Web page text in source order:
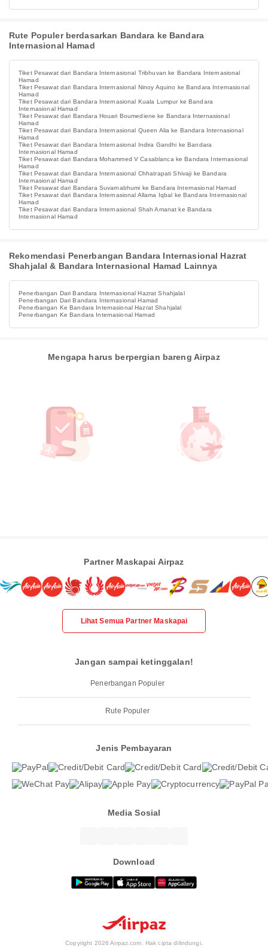
Rute Populer berdasarkan Bandara ke Bandara
Internasional Hamad
Tiket Pesawat dari Bandara Internasional Tribhuvan ke Bandara Internasional
Hamad
Tiket Pesawat dari Bandara Internasional Ninoy Aquino ke Bandara Internasional
Hamad
Tiket Pesawat dari Bandara Internasional Kuala Lumpur ke Bandara
Internasional Hamad
Tiket Pesawat dari Bandara Houari Boumediene ke Bandara Internasional
Hamad
Tiket Pesawat dari Bandara Internasional Queen Alia ke Bandara Internasional
Hamad
Tiket Pesawat dari Bandara Internasional Indira Gandhi ke Bandara
Internasional Hamad
Tiket Pesawat dari Bandara Mohammed V Casablanca ke Bandara Internasional
Hamad
Tiket Pesawat dari Bandara Internasional Chhatrapati Shivaji ke Bandara
Internasional Hamad
Tiket Pesawat dari Bandara Suvarnabhumi ke Bandara Internasional Hamad
Tiket Pesawat dari Bandara Internasional Allama Iqbal ke Bandara Internasional
Hamad
Tiket Pesawat dari Bandara Internasional Shah Amanat ke Bandara
Internasional Hamad
Rekomendasi Penerbangan Bandara Internasional Hazrat
Shahjalal & Bandara Internasional Hamad Lainnya
Penerbangan Dari Bandara Internasional Hazrat Shahjalal
Penerbangan Dari Bandara Internasional Hamad
Penerbangan Ke Bandara Internasional Hazrat Shahjalal
Penerbangan Ke Bandara Internasional Hamad
Mengapa harus berpergian bareng Airpaz
Partner Maskapai Airpaz
Lihat Semua Partner Maskapai
Jangan sampai ketinggalan!
Penerbangan Populer
Rute Populer
Jenis Pembayaran
Media Sosial
Download
Copyright 2026 Airpaz.com. Hak cipta dilindungi.